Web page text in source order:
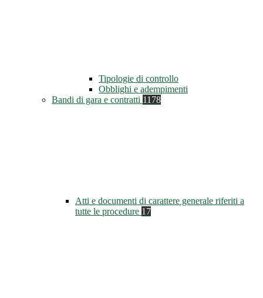
Tipologie di controllo
Obblighi e adempimenti
Bandi di gara e contratti 1178
Atti e documenti di carattere generale riferiti a
tutte le procedure 17